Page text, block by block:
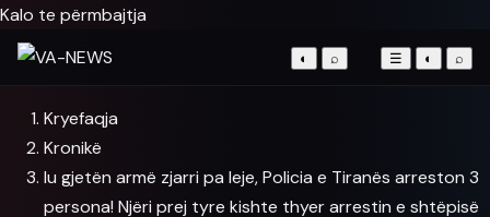
Kalo te përmbajtja
◐ ⌕ ☰ ◐ ⌕
Kryefaqja
Kronikë
Iu gjetën armë zjarri pa leje, Policia e Tiranës arreston 3
persona! Njëri prej tyre kishte thyer arrestin e shtëpisë